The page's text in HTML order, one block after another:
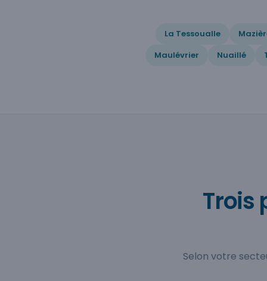
La Tessoualle
Maulévrier
Nuaillé
Trois
Selon votre